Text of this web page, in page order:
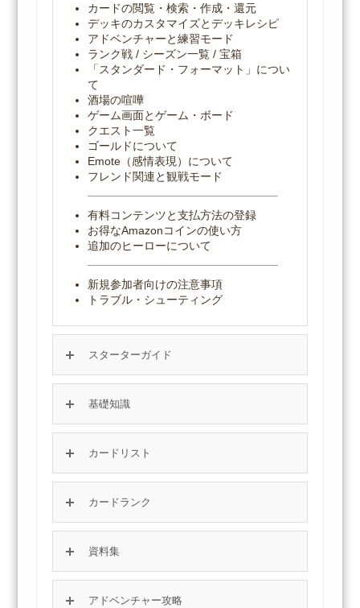
カードの閲覧・検索・作成・還元
デッキのカスタマイズとデッキレシピ
アドベンチャーと練習モード
ランク戦 / シーズン一覧 / 宝箱
「スタンダード・フォーマット」につい
て
酒場の喧嘩
ゲーム画面とゲーム・ボード
クエスト一覧
ゴールドについて
Emote（感情表現）について
フレンド関連と観戦モード
有料コンテンツと支払方法の登録
お得なAmazonコインの使い方
追加のヒーローについて
新規参加者向けの注意事項
トラブル・シューティング
スターターガイド
基礎知識
カードリスト
カードランク
資料集
アドベンチャー攻略